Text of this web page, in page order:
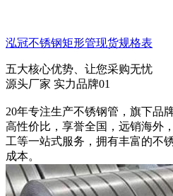
泓冠不锈钢矩形管现货规格表
五大核心优势、让您采购无忧
源头厂家 实力品牌01
20年专注生产不锈钢管，旗下品
高性价比，享誉全国，远销海外
工等一站式服务，拥有丰富的不
成本。